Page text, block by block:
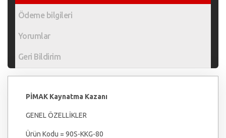
Ödeme bilgileri
Yorumlar
Geri Bildirim
PİMAK Kaynatma Kazanı
GENEL ÖZELLİKLER
Ürün Kodu = 90S-KKG-80